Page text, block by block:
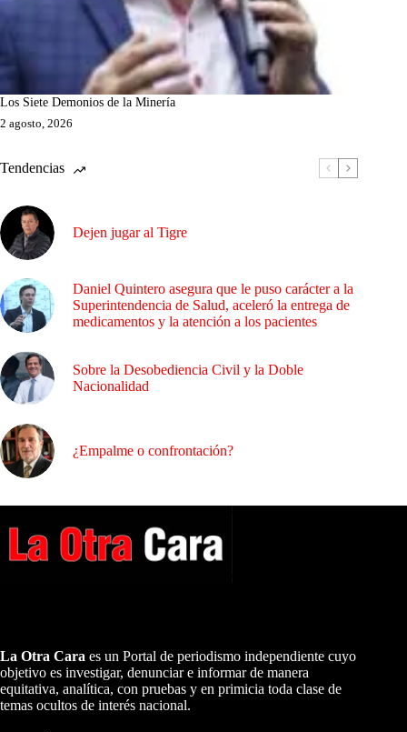
Los Siete Demonios de la Minería
2 agosto, 2026
Tendencias
Dejen jugar al Tigre
Daniel Quintero asegura que le puso carácter a la
Superintendencia de Salud, aceleró la entrega de
medicamentos y la atención a los pacientes
Sobre la Desobediencia Civil y la Doble
Nacionalidad
¿Empalme o confrontación?
La Otra Cara es un Portal de periodismo independiente cuyo
objetivo es investigar, denunciar e informar de manera
equitativa, analítica, con pruebas y en primicia toda clase de
temas ocultos de interés nacional.